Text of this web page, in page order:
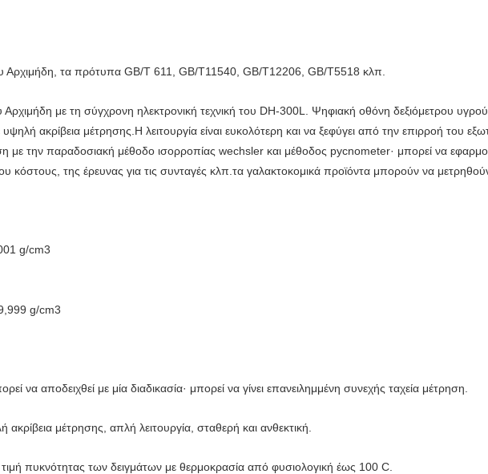
Αρχιμήδη, τα πρότυπα GB/T 611, GB/T11540, GB/T12206, GB/T5518 κλπ.
με τη σύγχρονη ηλεκτρονική τεχνική του DH-300L. Ψηφιακή οθόνη δεξιόμετρου
ακρίβεια μέτρησης.Η λειτουργία είναι ευκολότερη και να ξεφύγει από την επιρροή του
με την παραδοσιακή μέθοδο ισορροπίας wechsler και μέθοδος pycnometer· μπορεί να
κόστους, της έρευνας για τις συνταγές κλπ.τα γαλακτοκομικά προϊόντα μπορούν να
g/cm3
g/cm3
να αποδειχθεί με μία διαδικασία· μπορεί να γίνει επανειλημμένη συνεχής ταχεία μέτρηση.
μέτρησης, απλή λειτουργία, σταθερή και ανθεκτική.
πυκνότητας των δειγμάτων με θερμοκρασία από φυσιολογική έως 100 C.